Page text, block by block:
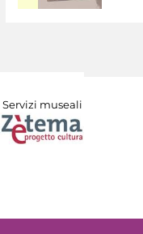
Servizi museali